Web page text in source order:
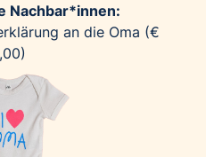
Nachbar*innen:
an die Oma (€